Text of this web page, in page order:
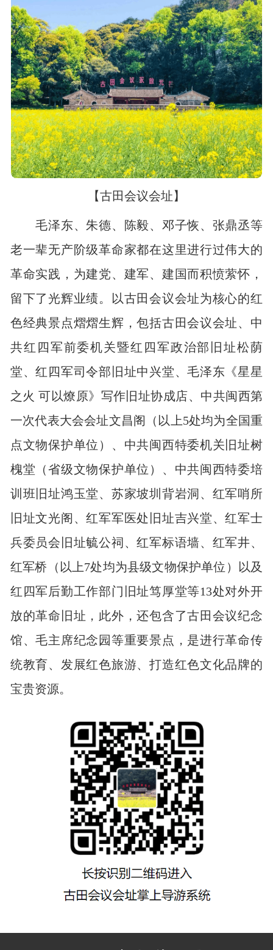
【古田会议会址】
毛泽东、朱德、陈毅、邓子恢、张鼎丞等
老一辈无产阶级革命家都在这里进行过伟大的
革命实践，为建党、建军、建国而积愤萦怀，
留下了光辉业绩。以古田会议会址为核心的红
色经典景点熠熠生辉，包括古田会议会址、中
共红四军前委机关暨红四军政治部旧址松荫
堂、红四军司令部旧址中兴堂、毛泽东《星星
之火 可以燎原》写作旧址协成店、中共闽西第
一次代表大会会址文昌阁（以上5处均为全国重
点文物保护单位）、中共闽西特委机关旧址树
槐堂（省级文物保护单位）、中共闽西特委培
训班旧址鸿玉堂、苏家坡圳背岩洞、红军哨所
旧址文光阁、红军军医处旧址吉兴堂、红军士
兵委员会旧址毓公祠、红军标语墙、红军井、
红军桥（以上7处均为县级文物保护单位）以及
红四军后勤工作部门旧址笃厚堂等13处对外开
放的革命旧址，此外，还包含了古田会议纪念
馆、毛主席纪念园等重要景点，是进行革命传
统教育、发展红色旅游、打造红色文化品牌的
宝贵资源。